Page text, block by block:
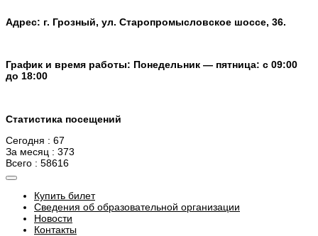
Адрес: г. Грозный, ул. Старопромысловское шоссе, 36.
График и время работы: Понедельник — пятница: с 09:00
до 18:00
Статистика посещений
Сегодня : 67
За месяц : 373
Всего : 58616
Купить билет
Сведения об образовательной организации
Новости
Контакты